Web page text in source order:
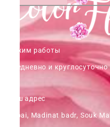
Режим работы
ежедневно и круглосуточно
Наш адрес
Dubai, Madinat badr, Souk Mall